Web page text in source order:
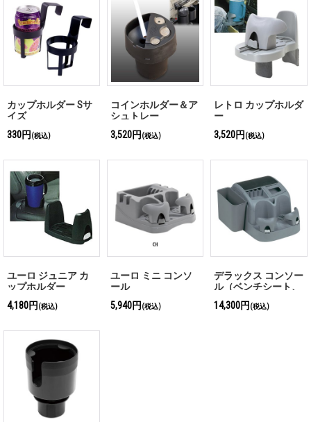
カップホルダー Sサ
イズ
330円 (税込)
コインホルダー＆ア
シュトレー
3,520円 (税込)
レトロ カップホルダ
ー
3,520円 (税込)
ユーロ ジュニア カ
ップホルダー
4,180円(税込)
ユーロ ミニ コンソ
ール
5,940円(税込)
デラックス コンソー
ル（ベンチシート、
14,300円(税込)